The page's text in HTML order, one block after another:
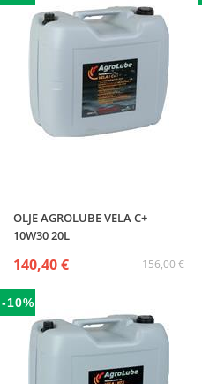
OLJE AGROLUBE VELA C+
10W30 20L
156,00 €
140,40 €
-10%